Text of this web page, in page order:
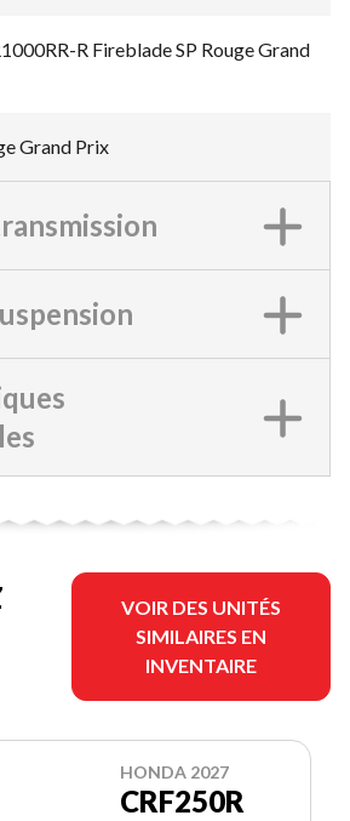
R Fireblade SP Rouge Grand
Grand Prix
VOIR DES UNITÉS
SIMILAIRES EN
INVENTAIRE
HONDA 2027
CRF250R